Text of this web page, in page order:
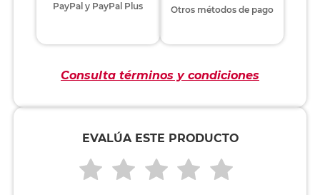
PayPal y PayPal Plus Otros métodos de pago
Consulta términos y condiciones
EVALÚA ESTE PRODUCTO